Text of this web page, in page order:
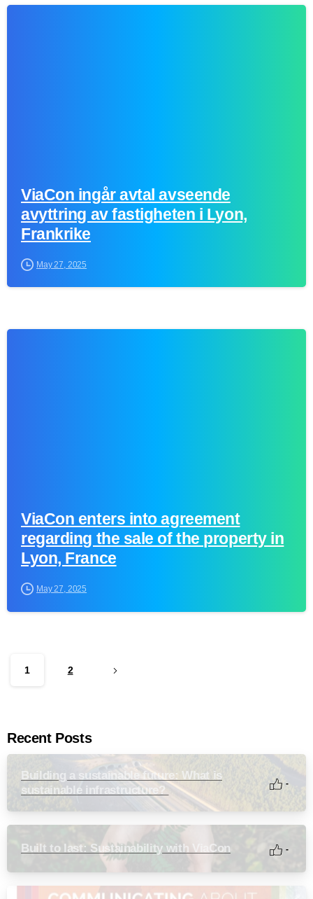
ViaCon ingår avtal avseende
avyttring av fastigheten i Lyon,
Frankrike
May 27, 2025
ViaCon enters into agreement
regarding the sale of the property in
Lyon, France
May 27, 2025
1 2
Recent Posts
Building a sustainable future: What is
sustainable infrastructure?
-
Built to last: Sustainability with ViaCon -